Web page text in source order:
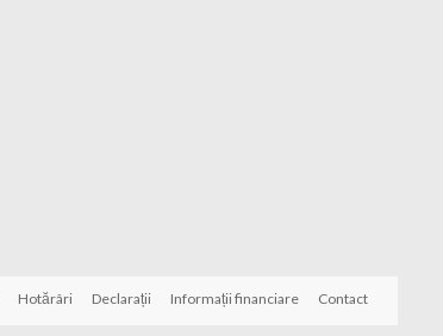
Hotărâri Declarații Informații financiare Contact